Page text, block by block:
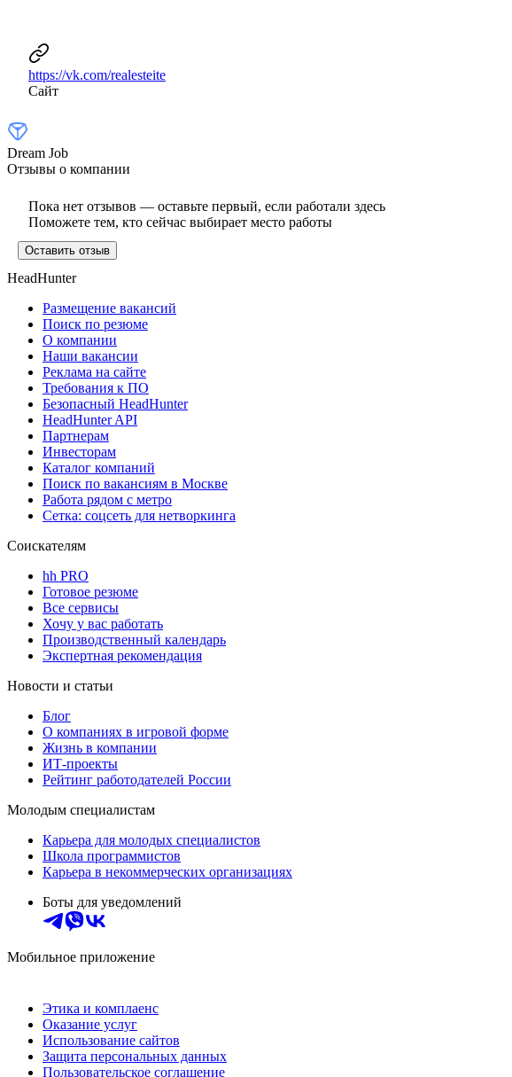
https://vk.com/realesteite
Сайт
Dream Job
Отзывы о компании
Пока нет отзывов — оставьте первый, если работали здесь
Поможете тем, кто сейчас выбирает место работы
Оставить отзыв
HeadHunter
Размещение вакансий
Поиск по резюме
О компании
Наши вакансии
Реклама на сайте
Требования к ПО
Безопасный HeadHunter
HeadHunter API
Партнерам
Инвесторам
Каталог компаний
Поиск по вакансиям в Москве
Работа рядом с метро
Сетка: соцсеть для нетворкинга
Соискателям
hh PRO
Готовое резюме
Все сервисы
Хочу у вас работать
Производственный календарь
Экспертная рекомендация
Новости и статьи
Блог
О компаниях в игровой форме
Жизнь в компании
ИТ-проекты
Рейтинг работодателей России
Молодым специалистам
Карьера для молодых специалистов
Школа программистов
Карьера в некоммерческих организациях
Боты для уведомлений
Мобильное приложение
Этика и комплаенс
Оказание услуг
Использование сайтов
Защита персональных данных
Пользовательское соглашение